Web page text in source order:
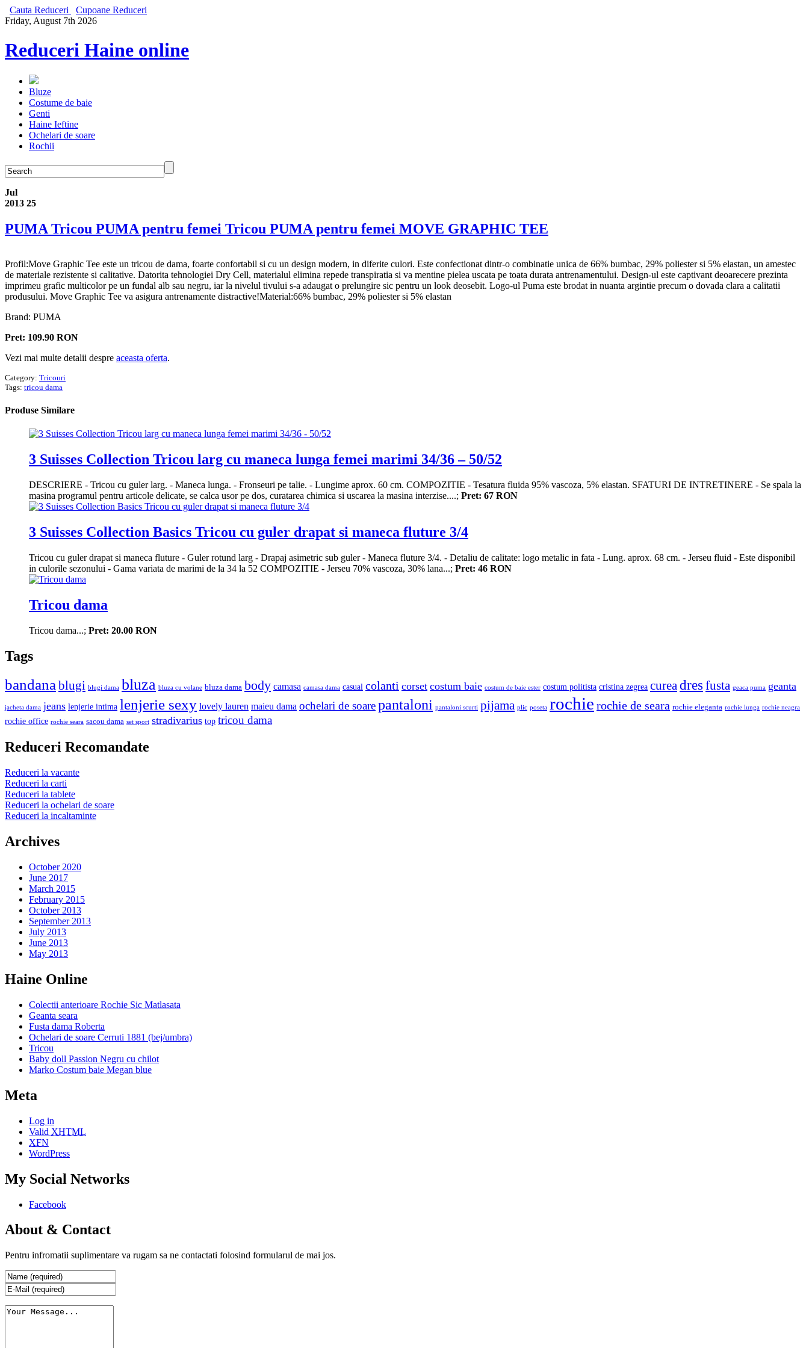
Cauta Reduceri
Cupoane Reduceri
Friday, August 7th 2026
Reduceri Haine online
Bluze
Costume de baie
Genti
Haine Ieftine
Ochelari de soare
Rochii
Jul
2013 25
PUMA Tricou PUMA pentru femei Tricou PUMA pentru femei MOVE GRAPHIC TEE
Profil:Move Graphic Tee este un tricou de dama, foarte confortabil si cu un design modern, in diferite culori. Este confectionat dintr-o combinatie unica de 66% bumbac, 29% poliester si 5% elastan, un amestec
de materiale rezistente si calitative. Datorita tehnologiei Dry Cell, materialul elimina repede transpiratia si va mentine pielea uscata pe toata durata antrenamentului. Design-ul este captivant deoarecere prezinta
imprimeu grafic multicolor pe un fundal alb sau negru, iar la nivelul tivului s-a adaugat o prelungire sic pentru un look deosebit. Logo-ul Puma este brodat in nuanta argintie precum o dovada clara a calitatii
produsului. Move Graphic Tee va asigura antrenamente distractive!Material:66% bumbac, 29% poliester si 5% elastan
Brand: PUMA
Pret: 109.90 RON
Vezi mai multe detalii despre aceasta oferta.
Category: Tricouri
Tags: tricou dama
Produse Similare
3 Suisses Collection Tricou larg cu maneca lunga femei marimi 34/36 – 50/52
DESCRIERE - Tricou cu guler larg. - Maneca lunga. - Fronseuri pe talie. - Lungime aprox. 60 cm. COMPOZITIE - Tesatura fluida 95% vascoza, 5% elastan. SFATURI DE INTRETINERE - Se spala la
masina programul pentru articole delicate, se calca usor pe dos, curatarea chimica si uscarea la masina interzise....; Pret: 67 RON
3 Suisses Collection Basics Tricou cu guler drapat si maneca fluture 3/4
Tricou cu guler drapat si maneca fluture - Guler rotund larg - Drapaj asimetric sub guler - Maneca fluture 3/4. - Detaliu de calitate: logo metalic in fata - Lung. aprox. 68 cm. - Jerseu fluid - Este disponibil
in culorile sezonului - Gama variata de marimi de la 34 la 52 COMPOZITIE - Jerseu 70% vascoza, 30% lana...; Pret: 46 RON
Tricou dama
Tricou dama...; Pret: 20.00 RON
Tags
bandanablugi blugi dama bluza bluza cu volane bluza dama body camasa camasa dama casual colanti corset costum baie costum de baie ester costum politista cristina zegrea cureadres fusta geaca puma geanta
jacheta dama jeans lenjerie intima lenjerie sexy lovely lauren maieu dama ochelari de soarepantaloni pantaloni scurti pijama plic poseta rochie rochie de seara rochie eleganta rochie lunga rochie neagra
rochie office rochie seara sacou dama set sport stradivarius top tricou dama
Reduceri Recomandate
Reduceri la vacante
Reduceri la carti
Reduceri la tablete
Reduceri la ochelari de soare
Reduceri la incaltaminte
Archives
October 2020
June 2017
March 2015
February 2015
October 2013
September 2013
July 2013
June 2013
May 2013
Haine Online
Colectii anterioare Rochie Sic Matlasata
Geanta seara
Fusta dama Roberta
Ochelari de soare Cerruti 1881 (bej/umbra)
Tricou
Baby doll Passion Negru cu chilot
Marko Costum baie Megan blue
Meta
Log in
Valid XHTML
XFN
WordPress
My Social Networks
Facebook
About & Contact
Pentru infromatii suplimentare va rugam sa ne contactati folosind formularul de mai jos.